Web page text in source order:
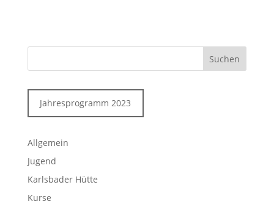
Suchen
Jahresprogramm 2023
Allgemein
Jugend
Karlsbader Hütte
Kurse